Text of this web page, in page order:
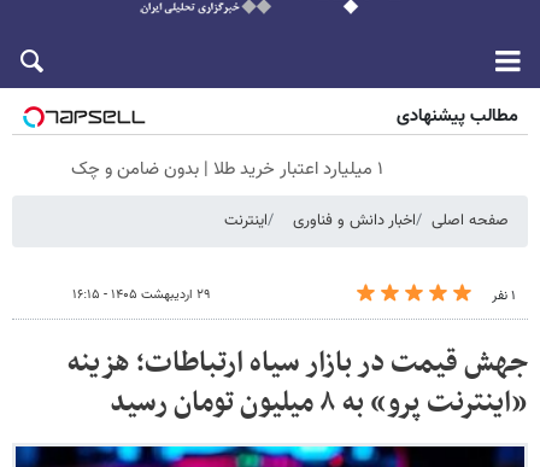
مطالب پیشنهادی
۱ میلیارد اعتبار خرید طلا | بدون ضامن و چک
صفحه اصلی اخبار دانش و فناوری اینترنت
۱ نفر ۲۹ اردیبهشت ۱۴۰۵ - ۱۶:۱۵
جهش قیمت در بازار سیاه ارتباطات؛ هزینه
«اینترنت پرو» به ۸ میلیون تومان رسید